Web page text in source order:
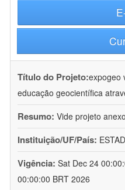
Título do Projeto:expogeo
educação geocientífica
Resumo: Vide projeto anexo
Instituição/UF/País:
Vigência: Sat Dec 24
00:00:00 BRT 2026